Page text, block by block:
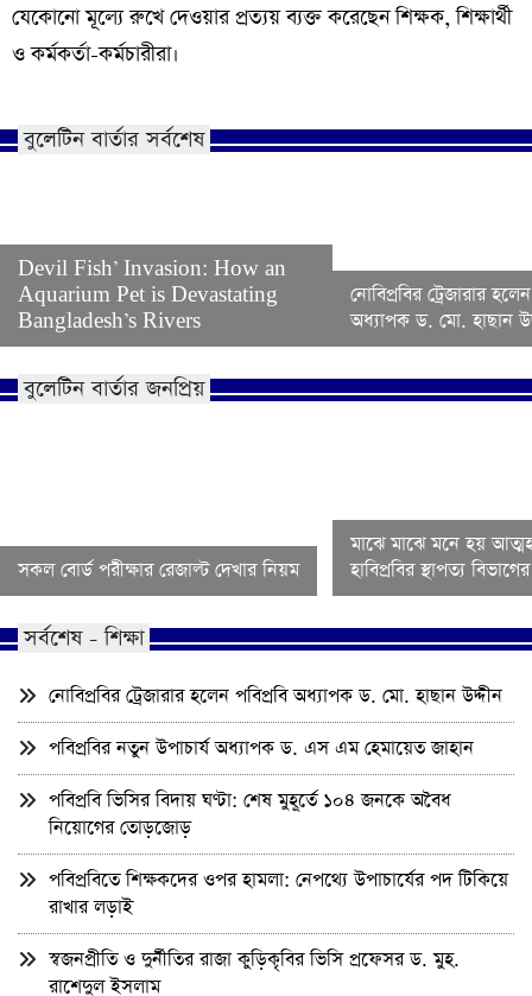
যেকোনো মূল্যে রুখে দেওয়ার প্রত্যয় ব্যক্ত করেছেন শিক্ষক, শিক্ষার্থী
ও কর্মকর্তা-কর্মচারীরা।
বুলেটিন বার্তার সর্বশেষ
Devil Fish’ Invasion: How an
Aquarium Pet is Devastating
Bangladesh’s Rivers
নোবিপ্রবির ট্রেজারার
অধ্যাপক ড. মো. হাছান
বুলেটিন বার্তার জনপ্রিয়
সকল বোর্ড পরীক্ষার রেজাল্ট দেখার নিয়ম
মাঝে মাঝে মনে হয়
হাবিপ্রবির স্থাপত্য
সর্বশেষ - শিক্ষা
নোবিপ্রবির ট্রেজারার হলেন পবিপ্রবি অধ্যাপক ড. মো. হাছান উদ্দীন
পবিপ্রবির নতুন উপাচার্য অধ্যাপক ড. এস এম হেমায়েত জাহান
পবিপ্রবি ভিসির বিদায় ঘণ্টা: শেষ মুহূর্তে ১০৪ জনকে অবৈধ
নিয়োগের তোড়জোড়
পবিপ্রবিতে শিক্ষকদের ওপর হামলা: নেপথ্যে উপাচার্যের পদ টিকিয়ে
রাখার লড়াই
স্বজনপ্রীতি ও দুর্নীতির রাজা কুড়িকৃবির ভিসি প্রফেসর ড. মুহ.
রাশেদুল ইসলাম